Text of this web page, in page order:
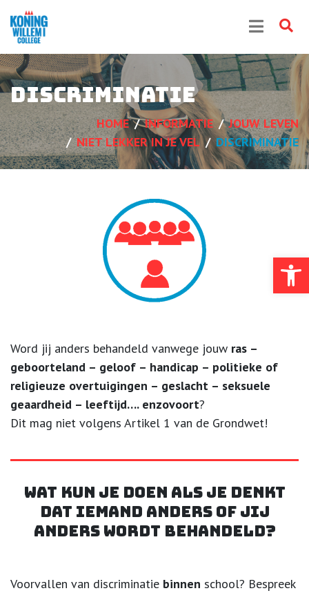
Discriminatie
HOME INFORMATIE
JOUW LEVEN
NIET LEKKER IN JE VEL
DISCRIMINATIE
Word jij anders behandeld vanwege jouw ras –
geboorteland – geloof – handicap – politieke of
religieuze overtuigingen – geslacht – seksuele
geaardheid – leeftijd…. enzovoort?
Dit mag niet volgens Artikel 1 van de Grondwet!
Wat kun je doen als je denkt
dat iemand anders of jij
anders wordt behandeld?
Voorvallen van discriminatie binnen school? Bespreek